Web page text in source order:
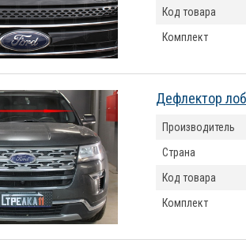
Код товара
Комплект
Дефлектор
Производитель
Страна
Код товара
Комплект